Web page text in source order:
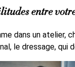
entre
dans un atelier,
le dressage,